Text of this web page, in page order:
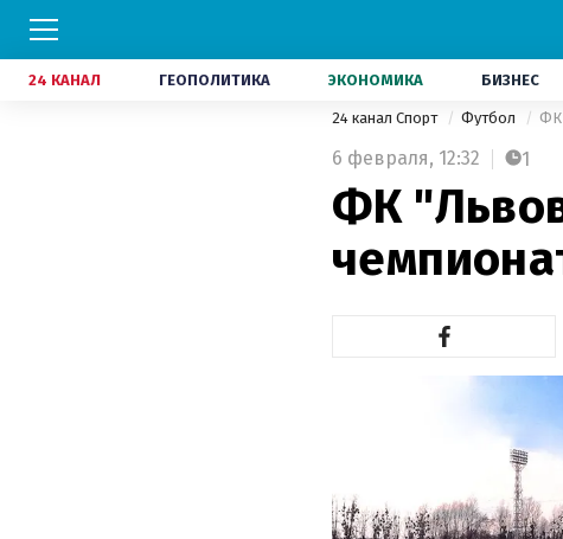
24 КАНАЛ ГЕОПОЛИТИКА ЭКОНОМИКА БИЗНЕС
24 канал Спорт Футбол ФК
6 февраля, 12:32 1
ФК